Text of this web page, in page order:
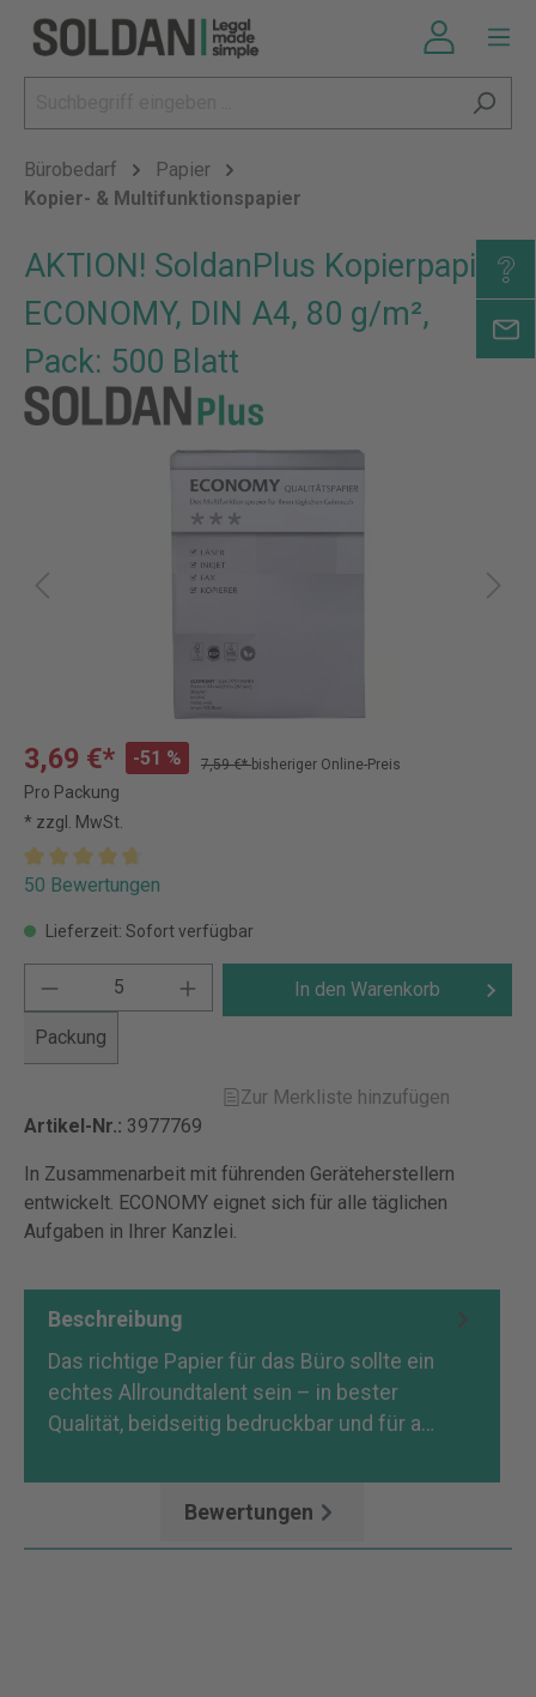
Bürobedarf
Papier
Kopier- & Multifunktionspapier
AKTION! SoldanPlus Kopierpapier
ECONOMY, DIN A4, 80 g/m²,
Pack: 500 Blatt
3,69 €* -51 % 7,59 €*bisheriger Online-Preis
Pro Packung
* zzgl. MwSt.
50 Bewertungen
Lieferzeit: Sofort verfügbar
Packung
In den Warenkorb
Zur Merkliste hinzufügen
Artikel-Nr.: 3977769
In Zusammenarbeit mit führenden Geräteherstellern
entwickelt. ECONOMY eignet sich für alle täglichen
Aufgaben in Ihrer Kanzlei.
Beschreibung
Das richtige Papier für das Büro sollte ein
echtes Allroundtalent sein – in bester
Qualität, beidseitig bedruckbar und für a…
Bewertungen